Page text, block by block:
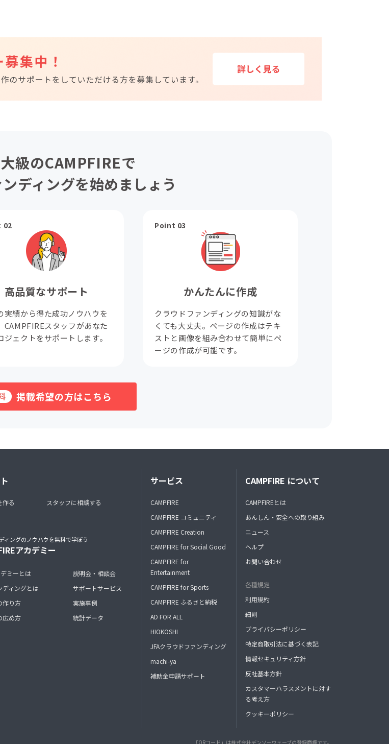
級のCAMPFIREで
ディングを始めましょう
02
高品質なサポート
実績から得た成功ノウハウを
CAMPFIREスタッフがあなた
ジェクトをサポートします。
Point 03
かんたんに作成
クラウドファンディングの知識がな
くても大丈夫。ページの作成はテキ
ストと画像を組み合わせて簡単にペ
ージの作成が可能です。
掲載希望の方はこちら
作る
スタッフに相談する
ィングのノウハウを無料で学ぼう
アカデミー
ミーとは
ディングとは
作り方
広め方
説明会・相談会
サポートサービス
実施事例
統計データ
サービス
CAMPFIRE
CAMPFIRE コミュニティ
CAMPFIRE Creation
CAMPFIRE for Social Good
CAMPFIRE for
Entertainment
CAMPFIRE for Sports
CAMPFIRE ふるさと納税
AD FOR ALL
HIOKOSHI
JFAクラウドファンディング
machi-ya
補助金申請サポート
CAMPFIRE について
CAMPFIREとは
あんしん・安全への取り組み
ニュース
ヘルプ
お問い合わせ
各種規定
利用規約
細則
プライバシーポリシー
特定商取引法に基づく表記
情報セキュリティ方針
反社基本方針
カスタマーハラスメントに対す
る考え方
クッキーポリシー
「QRコード」は株式会社デンソーウェーブの登録商標です。